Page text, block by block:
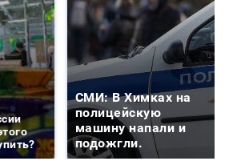
СМИ: В Химках на
полицейскую
машину напали и
подожгли.